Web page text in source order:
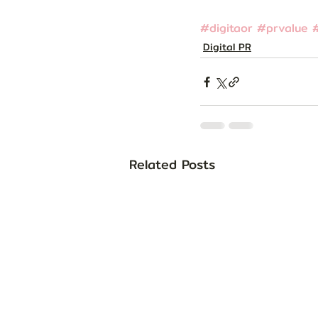
#digitaor #prvalue
Digital PR
Related Posts